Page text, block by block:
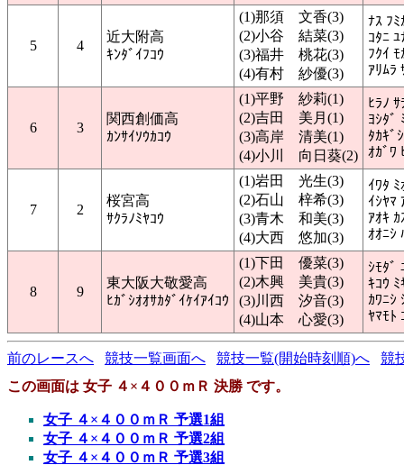
5 4
近大附高
ｷﾝﾀﾞｲﾌｺｳ
(1)那須 文香(3)
(2)小谷 結菜(3)
(3)福井 桃花(3)
(4)有村 紗優(3)
ﾅｽ ﾌﾐ
ｺﾀﾆ ﾕ
ﾌｸｲ ﾓ
ｱﾘﾑﾗ
6 3
関西創価高
ｶﾝｻｲｿｳｶｺｳ
(1)平野 紗莉(1)
(2)吉田 美月(1)
(3)高岸 清美(1)
(4)小川 向日葵(2)
ﾋﾗﾉ ｻ
ﾖｼﾀﾞ
ﾀｶｷﾞ
ｵｶﾞﾜ
7 2
桜宮高
ｻｸﾗﾉﾐﾔｺｳ
(1)岩田 光生(3)
(2)石山 梓希(3)
(3)青木 和美(3)
(4)大西 悠加(3)
ｲﾜﾀ ﾐ
ｲｼﾔﾏ
ｱｵｷ ｶ
ｵｵﾆｼ
8 9
東大阪大敬愛高
ﾋｶﾞｼｵｵｻｶﾀﾞｲｹｲｱｲｺｳ
(1)下田 優菜(3)
(2)木興 美貴(3)
(3)川西 汐音(3)
(4)山本 心愛(3)
ｼﾓﾀﾞ
ｷｺｳ ﾐ
ｶﾜﾆｼ
ﾔﾏﾓﾄ
前のレースへ 競技一覧画面へ 競技一覧(開始時刻順)へ
競
この画面は 女子 ４×４００ｍＲ 決勝 です。
女子 ４×４００ｍＲ 予選1組
女子 ４×４００ｍＲ 予選2組
女子 ４×４００ｍＲ 予選3組